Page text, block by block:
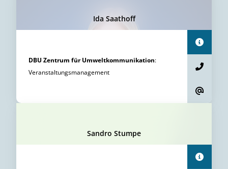
Ida Saathoff
DBU Zentrum für Umweltkommunikation:
Veranstaltungsmanagement
Sandro Stumpe